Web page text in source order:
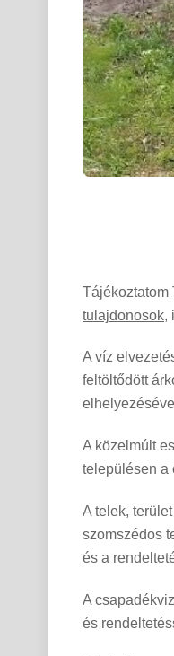
Tájékoztatom
tulajdonosok,
A víz
feltöltődött
A közelmúlt
településen a
A telek,
szomszédos
és a
A
és